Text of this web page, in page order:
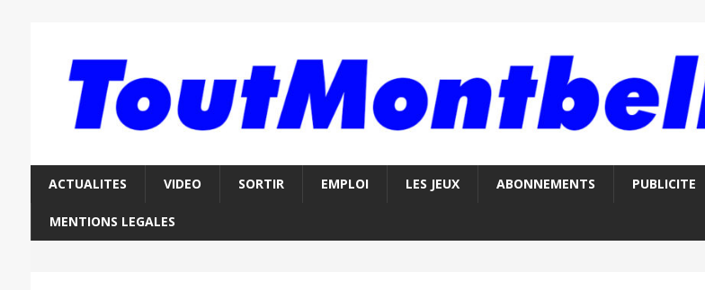
ACTUALITES VIDEO SORTIR EMPLOI LES JEUX ABONNEMENTS PUBLICITE
MENTIONS LEGALES